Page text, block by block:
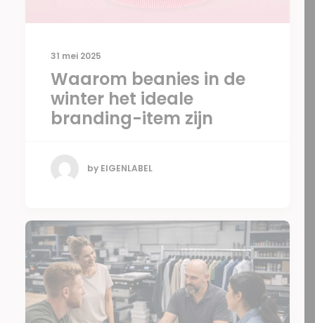
31 mei 2025
Waarom beanies in de
winter het ideale
branding-item zijn
by EIGENLABEL